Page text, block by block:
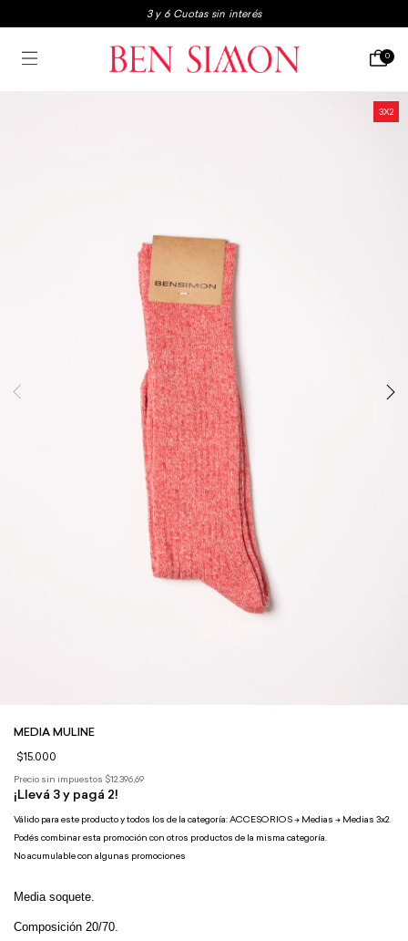
3 y 6 Cuotas sin interés
Envio gratis a partir de $250.000
0
3X2
MEDIA MULINE
$15.000
Precio sin impuestos $12.396,69
¡Llevá 3 y pagá 2!
Válido para este producto y todos los de la categoría: ACCESORIOS -> Medias -> Medias 3x2.
Podés combinar esta promoción con otros productos de la misma categoría.
No acumulable con algunas promociones
Media soquete.
Composición 20/70.